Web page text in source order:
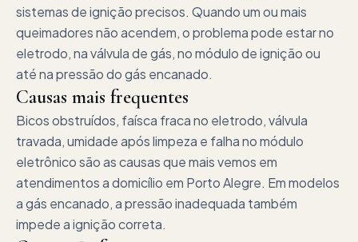
sistemas de ignição precisos. Quando um ou mais
queimadores não acendem, o problema pode estar no
eletrodo, na válvula de gás, no módulo de ignição ou
até na pressão do gás encanado.
Causas mais frequentes
Bicos obstruídos, faísca fraca no eletrodo, válvula
travada, umidade após limpeza e falha no módulo
eletrônico são as causas que mais vemos em
atendimentos a domicílio em Porto Alegre. Em modelos
a gás encanado, a pressão inadequada também
impede a ignição correta.